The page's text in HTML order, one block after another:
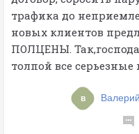
трафика до
новых клиентов
ПОЛЦЕНЫ.
толпой все
в